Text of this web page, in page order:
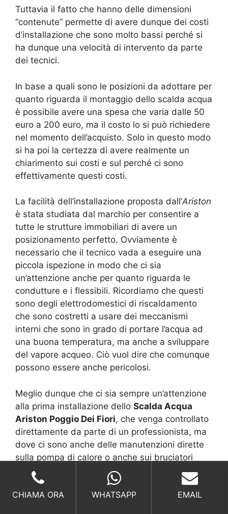
Tuttavia il fatto che hanno delle dimensioni
“contenute” permette di avere dunque dei costi
d’installazione che sono molto bassi perché si
ha dunque una velocità di intervento da parte
dei tecnici.
In base a quali sono le posizioni da adottare per
quanto riguarda il montaggio dello scalda acqua
è possibile avere una spesa che varia dalle 50
euro a 200 euro, ma il costo lo si può richiedere
nel momento dell’acquisto. Solo in questo modo
si ha poi la certezza di avere realmente un
chiarimento sui costi e sul perché ci sono
effettivamente questi costi.
La facilità dell’installazione proposta dall’Ariston
è stata studiata dal marchio per consentire a
tutte le strutture immobiliari di avere un
posizionamento perfetto. Ovviamente è
necessario che il tecnico vada a eseguire una
piccola ispezione in modo che ci sia
un’attenzione anche per quanto riguarda le
condutture e i flessibili. Ricordiamo che questi
sono degli elettrodomestici di riscaldamento
che sono costretti a usare dei meccanismi
interni che sono in grado di portare l’acqua ad
una buona temperatura, ma anche a sviluppare
del vapore acqueo. Ciò vuol dire che comunque
possono essere anche pericolosi.
Meglio dunque che ci sia sempre un’attenzione
alla prima installazione dello Scalda Acqua
Ariston Poggio Dei Fiori, che venga controllato
direttamente da parte di un professionista, ma
dove ci sono anche delle manutenzioni dirette
sulla pompa di calore o anche sui bruciatori
interni.
Risparmiare in modo da avere
CHIAMA ORA WHATSAPP EMAIL